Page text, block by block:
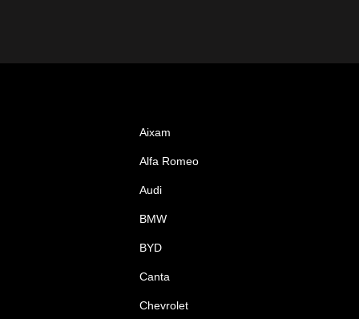
Aixam
Alfa Romeo
Audi
BMW
BYD
Canta
Chevrolet